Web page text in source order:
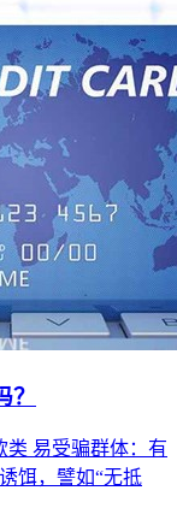
类 易受骗群体：有
饵，譬如“无抵